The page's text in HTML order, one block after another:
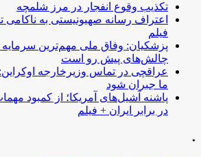
تکذیب وقوع انفجار در مرز شلمچه
اعتراف رسانه صهیونیستی به ناکامی
فیلم
پزشکیان: وفاق ملی مهم‌ترین سرمایه
چالش‌های پیش رو است
عراقچی در تماس وزیرخارجه
ما جبران شود
پاشنه آشیل‌های آمریکا؛ از کمبود
در برابر ایران + فیلم
.